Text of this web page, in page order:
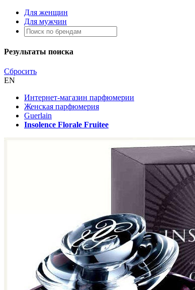
Для женщин
Для мужчин
Результаты поиска
Сбросить
EN
Интернет-магазин парфюмерии
Женская парфюмерия
Guerlain
Insolence Florale Fruitee